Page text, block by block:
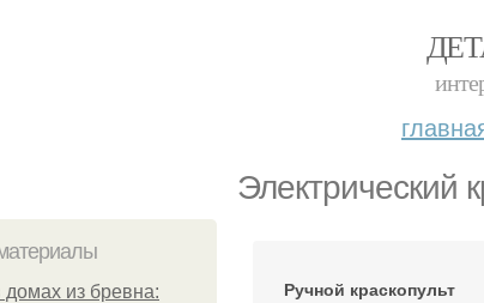
Электрический
из бревна:
Ручной краскопульт